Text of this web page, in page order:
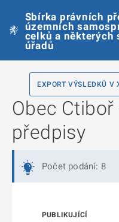
Sbírka právních
územních
celků a některých
úřadů
EXPORT VÝSLEDKŮ V
Obec
předpisy
Počet podání: 8